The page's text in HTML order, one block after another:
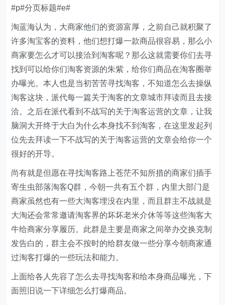
#p#分页标题#e#
淘蓝海认为，大商家他们的资源富厚，之前自己就积聚了
许多淘宝客的资料，他们想打爆一款商品很容易，那么小
商家要怎么才可以接洽到淘客呢？那么这就需要你们去寻
找到可以给你们淘客资源的朱紫，给你们商品在淘客圈举
办曝光。本人也是当初苦苦寻找淘客，不知道怎么去操纵
淘客这块，派代每一篇关于淘客的文章城市拜读而且去接
洽。之后在派代看到不战写的关于淘客运营的文章，让我
脑洞大开终于大白为什么本身找不到淘客，在这里发起列
位先去拜读一下不战写的关于淘客运营的文章会给你一个
很好的开导。
尚有就是但愿在寻找淘客路上苍茫不知所措的商家们插手
寄生虫部落淘客Q群，今朝一共有五个群，内里大部门是
商家虽然也有一些大淘客埋没在内里，而且群主不战就是
大淘还会常常邀请淘客界的坏坏老米介休等等这些淘客大
牛给商家分享履历。此群是主要是商家之间举办交换克制
发告白的，群主会不按时的给群友做一些分享今朝商家通
过淘客打爆的一些玩法和能力。
上面给各人先容了怎么去寻找淘客和给本身商品曝光，下
面照旧说一下详细怎么打爆商品。